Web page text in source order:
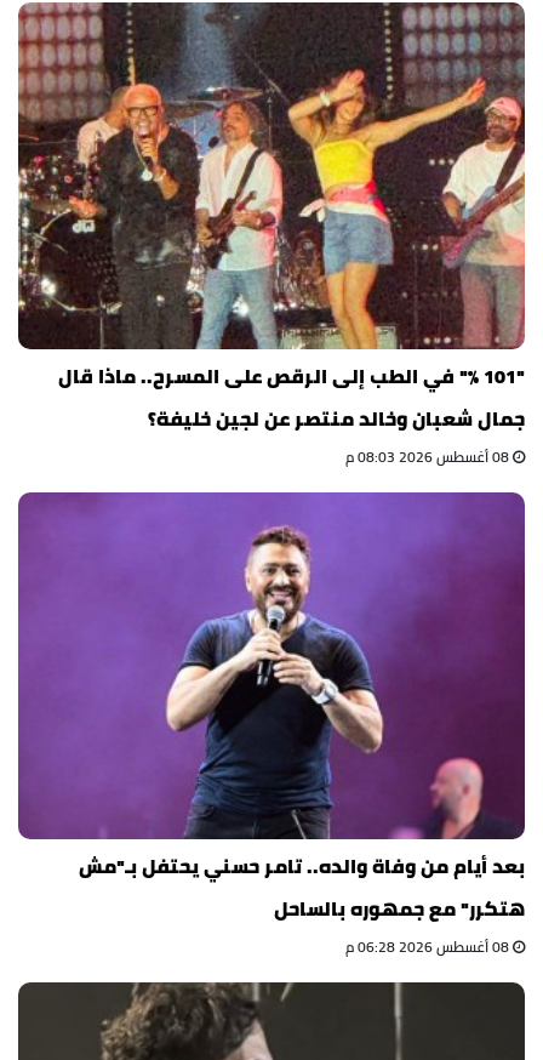
"101 %" في الطب إلى الرقص على المسرح.. ماذا قال
جمال شعبان وخالد منتصر عن لجين خليفة؟
بعد أيام من وفاة والده.. تامر حسني يحتفل بـ"مش
هتكرر" مع جمهوره بالساحل